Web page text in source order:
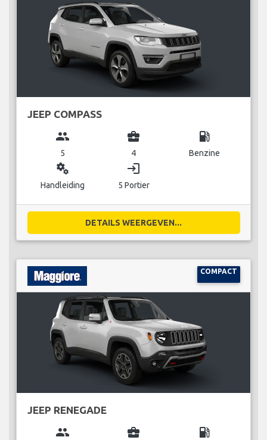
JEEP COMPASS
group
5
business_center
4
local_gas_station
Benzine
miscellaneous_services
Handleiding
login
5 Portier
DETAILS WEERGEVEN...
COMPACT
JEEP RENEGADE
group business_center local_gas_station